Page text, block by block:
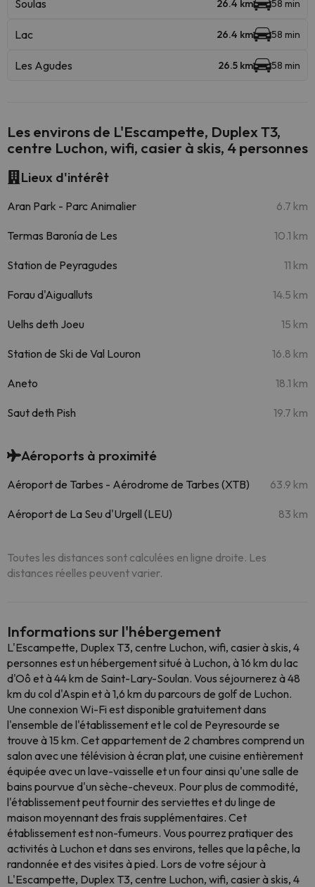
Soulas 26.4 km 58 min
Lac 26.4 km 58 min
Les Agudes 26.5 km 58 min
Les environs de L'Escampette, Duplex T3,
centre Luchon, wifi, casier à skis, 4 personnes
Lieux d'intérêt
Aran Park - Parc Animalier 6.7 km
Termas Baronía de Les 10.1 km
Station de Peyragudes 11 km
Forau d'Aigualluts 14.5 km
Uelhs deth Joeu 15 km
Station de Ski de Val Louron 16.8 km
Aneto 18.1 km
Saut deth Pish 19.7 km
Aéroports à proximité
Aéroport de Tarbes - Aérodrome de Tarbes (XTB) 63.9 km
Aéroport de La Seu d'Urgell (LEU) 83 km
Toutes les distances sont calculées en ligne droite. Les
distances réelles peuvent varier.
Informations sur l'hébergement
L'Escampette, Duplex T3, centre Luchon, wifi, casier à skis, 4
personnes est un hébergement situé à Luchon, à 16 km du lac
d'Oô et à 44 km de Saint-Lary-Soulan. Vous séjournerez à 48
km du col d'Aspin et à 1,6 km du parcours de golf de Luchon.
Une connexion Wi-Fi est disponible gratuitement dans
l'ensemble de l'établissement et le col de Peyresourde se
trouve à 15 km. Cet appartement de 2 chambres comprend un
salon avec une télévision à écran plat, une cuisine entièrement
équipée avec un lave-vaisselle et un four ainsi qu'une salle de
bains pourvue d'un sèche-cheveux. Pour plus de commodité,
l'établissement peut fournir des serviettes et du linge de
maison moyennant des frais supplémentaires. Cet
établissement est non-fumeurs. Vous pourrez pratiquer des
activités à Luchon et dans ses environs, telles que la pêche, la
randonnée et des visites à pied. Lors de votre séjour à
L'Escampette, Duplex T3, centre Luchon, wifi, casier à skis, 4